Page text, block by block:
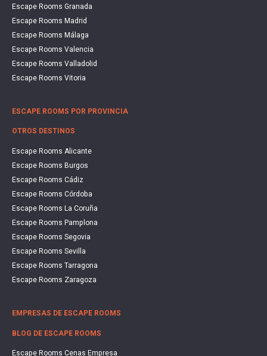
Escape Rooms Granada
Escape Rooms Madrid
Escape Rooms Málaga
Escape Rooms Valencia
Escape Rooms Valladolid
Escape Rooms Vitoria
ESCAPE ROOMS POR PROVINCIA
OTROS DESTINOS
Escape Rooms Alicante
Escape Rooms Burgos
Escape Rooms Cádiz
Escape Rooms Córdoba
Escape Rooms La Coruña
Escape Rooms Pamplona
Escape Rooms Segovia
Escape Rooms Sevilla
Escape Rooms Tarragona
Escape Rooms Zaragoza
EMPRESAS DE ESCAPE ROOMS
BLOG DE ESCAPE ROOMS
Escape Rooms Cenas Empresa